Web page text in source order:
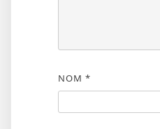
NOM *